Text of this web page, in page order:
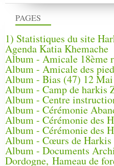
PAGES
1) Statistiques du site
Agenda Katia Khemache
Album - Amicale 18ème
Album - Amicale des
Album - Bias (47) 12
Album - Camp de harkis
Album - Centre
Album - Cérémonie
Album - Cérémonie des
Album - Cérémonie des
Album - Cœurs de Harkis
Album - Documents
Dordogne, Hameau de